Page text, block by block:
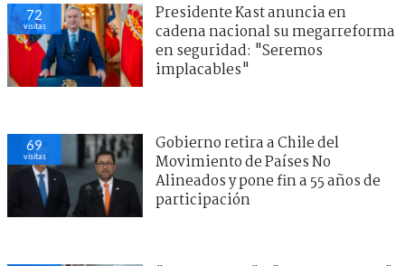
72
visitas
Presidente Kast anuncia en
cadena nacional su megarreforma
en seguridad: "Seremos
implacables"
69
visitas
Gobierno retira a Chile del
Movimiento de Países No
Alineados y pone fin a 55 años de
participación